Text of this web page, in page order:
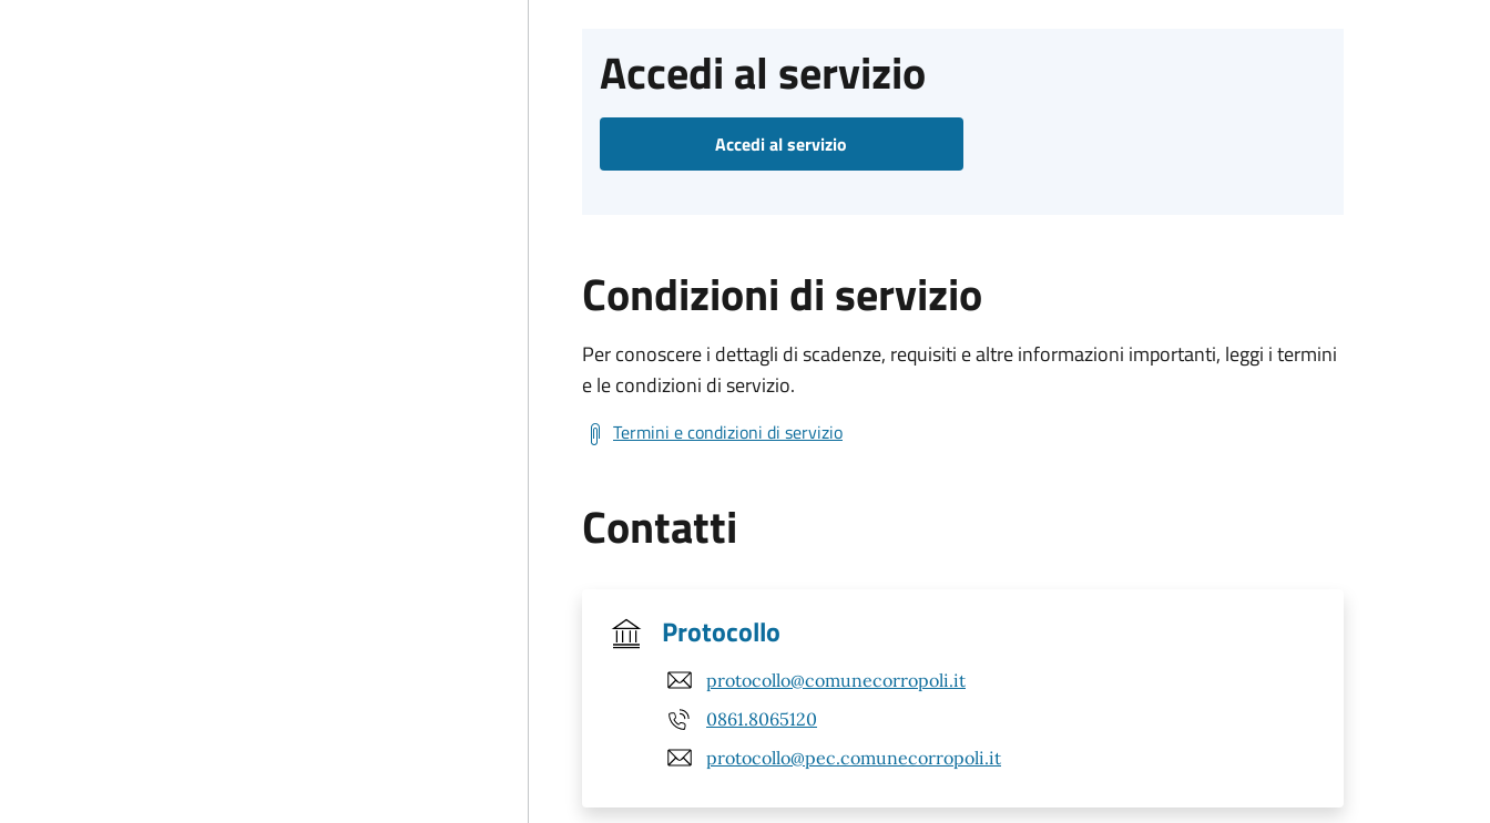
Accedi al servizio
Accedi al servizio
Condizioni di servizio
Per conoscere i dettagli di scadenze, requisiti e altre informazioni importanti, leggi i termini
e le condizioni di servizio.
Termini e condizioni di servizio
Contatti
Protocollo
protocollo@comunecorropoli.it
0861.8065120
protocollo@pec.comunecorropoli.it